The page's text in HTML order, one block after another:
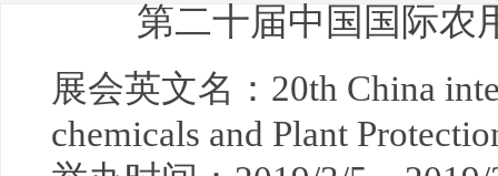
第二十届中国国际农
展会英文名：20th China
chemicals and Plant